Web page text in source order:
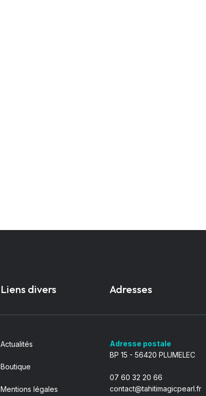
Liens divers
Actualités
Boutique
Mentions légales
Adresses
Adresse postale
BP 15 - 56420 PLUMELEC
07 60 32 20 66
contact@tahitimagicpearl.fr